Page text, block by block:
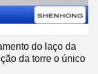
do laço da
da torre o único